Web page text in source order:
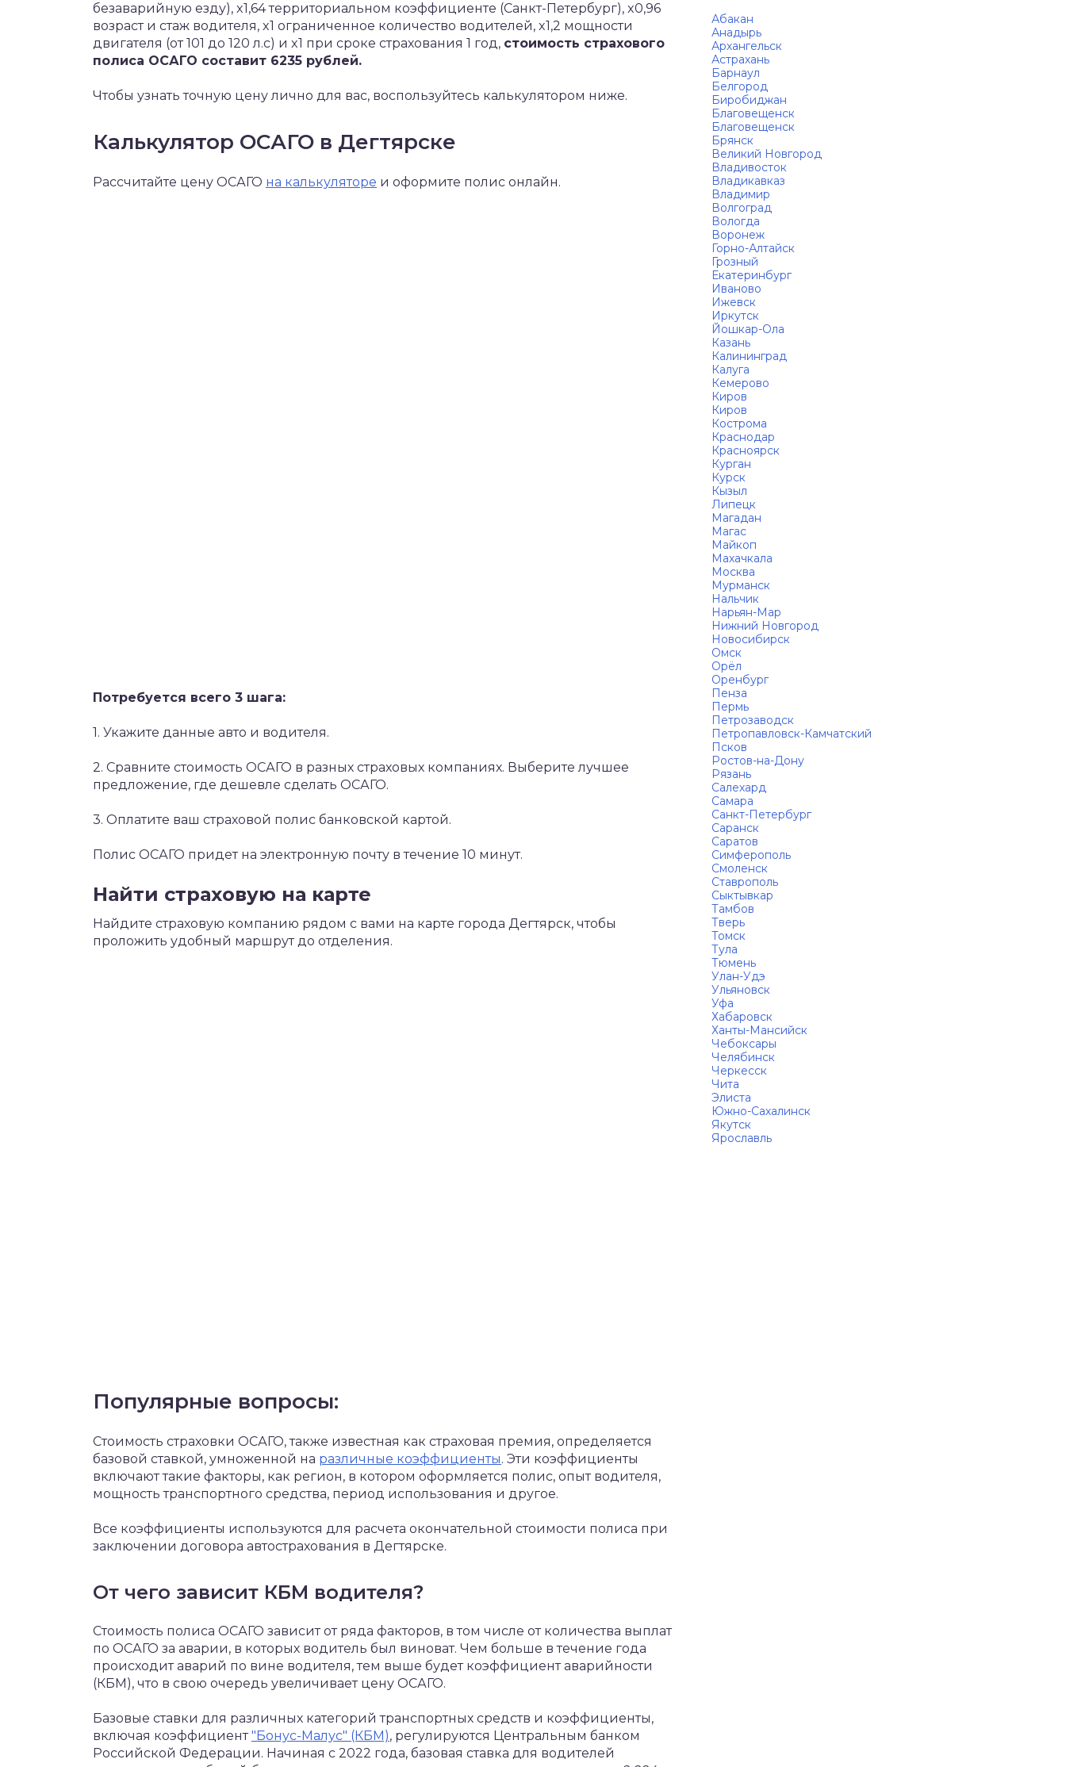
безаварийную езду), x1,64 территориальном коэффициенте (Санкт-Петербург), x0,96
возраст и стаж водителя, x1 ограниченное количество водителей, x1,2 мощности
двигателя (от 101 до 120 л.с) и x1 при сроке страхования 1 год, стоимость страхового
полиса ОСАГО составит 6235 рублей.
Чтобы узнать точную цену лично для вас, воспользуйтесь калькулятором ниже.
Калькулятор ОСАГО в Дегтярске
Рассчитайте цену ОСАГО на калькуляторе и оформите полис онлайн.
Потребуется всего 3 шага:
1. Укажите данные авто и водителя.
2. Сравните стоимость ОСАГО в разных страховых компаниях. Выберите лучшее
предложение, где дешевле сделать ОСАГО.
3. Оплатите ваш страховой полис банковской картой.
Полис ОСАГО придет на электронную почту в течение 10 минут.
Найти страховую на карте
Найдите страховую компанию рядом с вами на карте города Дегтярск, чтобы
проложить удобный маршрут до отделения.
Популярные вопросы:
Стоимость страховки ОСАГО, также известная как страховая премия, определяется
базовой ставкой, умноженной на различные коэффициенты. Эти коэффициенты
включают такие факторы, как регион, в котором оформляется полис, опыт водителя,
мощность транспортного средства, период использования и другое.
Все коэффициенты используются для расчета окончательной стоимости полиса при
заключении договора автострахования в Дегтярске.
От чего зависит КБМ водителя?
Стоимость полиса ОСАГО зависит от ряда факторов, в том числе от количества выплат
по ОСАГО за аварии, в которых водитель был виноват. Чем больше в течение года
происходит аварий по вине водителя, тем выше будет коэффициент аварийности
(КБМ), что в свою очередь увеличивает цену ОСАГО.
Базовые ставки для различных категорий транспортных средств и коэффициенты,
включая коэффициент"Бонус-Малус" (КБМ), регулируются Центральным банком
Российской Федерации. Начиная с 2022 года, базовая ставка для водителей
Абакан
Анадырь
Архангельск
Астрахань
Барнаул
Белгород
Биробиджан
Благовещенск
Благовещенск
Брянск
Великий Новгород
Владивосток
Владикавказ
Владимир
Волгоград
Вологда
Воронеж
Горно-Алтайск
Грозный
Екатеринбург
Иваново
Ижевск
Иркутск
Йошкар-Ола
Казань
Калининград
Калуга
Кемерово
Киров
Киров
Кострома
Краснодар
Красноярск
Курган
Курск
Кызыл
Липецк
Магадан
Магас
Майкоп
Махачкала
Москва
Мурманск
Нальчик
Нарьян-Мар
Нижний Новгород
Новосибирск
Омск
Орёл
Оренбург
Пенза
Пермь
Петрозаводск
Петропавловск-Камчатский
Псков
Ростов-на-Дону
Рязань
Салехард
Самара
Санкт-Петербург
Саранск
Саратов
Симферополь
Смоленск
Ставрополь
Сыктывкар
Тамбов
Тверь
Томск
Тула
Тюмень
Улан-Удэ
Ульяновск
Уфа
Хабаровск
Ханты-Мансийск
Чебоксары
Челябинск
Черкесск
Чита
Элиста
Южно-Сахалинск
Якутск
Ярославль